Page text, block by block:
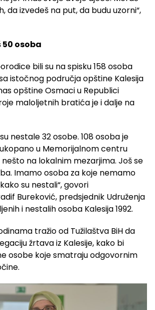
da izvedeš na put, da budu uzorni“,
osoba
bili su na spisku 158 osoba
istočnog područja opštine Kalesija
opštine Osmaci u Republici
maloljetnih bratića je i dalje na
nestale 32 osobe. 108 osoba je
u Memorijalnom centru
nešto na lokalnim mezarjima. Još se
Imamo osoba za koje nemamo
su nestali“, govori
Bureković, predsjednik Udruženja
i nestalih osoba Kalesija 1992.
tražio od Tužilaštva BiH da
žrtava iz Kalesije, kako bi
osobe koje smatraju odgovornim